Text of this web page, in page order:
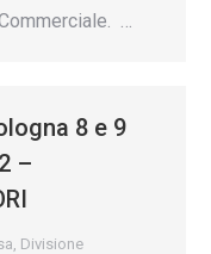
…
8 e 9
–
, Divisione